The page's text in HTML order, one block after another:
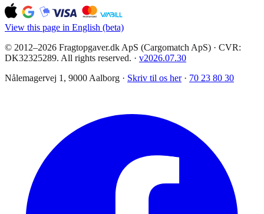
View this page in English (beta)
© 2012–2026 Fragtopgaver.dk ApS (Cargomatch ApS) · CVR:
DK32325289. All rights reserved. · v2026.07.30
Nålemagervej 1, 9000 Aalborg · Skriv til os her · 70 23 80 30